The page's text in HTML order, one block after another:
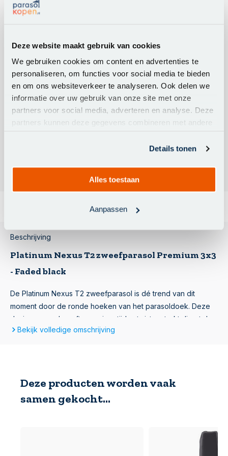
Deze website maakt gebruik van cookies
We gebruiken cookies om content en advertenties te
personaliseren, om functies voor social media te bieden
en om ons websiteverkeer te analyseren. Ook delen we
informatie over uw gebruik van onze site met onze
partners voor social media, adverteren en analyse. Deze
partners kunnen deze gegevens combineren met andere
verzameld op basis van uw gebruik van hun services.
Details tonen
Alles toestaan
Aanpassen
Merk:
Afmeting parasol
300x300cm.
Kleur doek
Faded Black
Materiaal doek
Spuncrylic
Volant
Ja
Kleur frame
Antraciet
Achterwaarts en zijwaarts
Beschrijving
Platinum Nexus T2 zweefparasol Premium 3x3
- Faded black
De Platinum Nexus T2 zweefparasol is dé trend van dit
moment door de ronde hoeken van het parasoldoek. Deze
design parasol geeft een eigentijdse twist en trekt direct de
aandacht in elke tuin. Het stevige frame in antraciet en het
draaibaarheid zit je altijd in de schaduw, ongeacht de stand
van de zon. Bestel deze unieke parasol eenvoudig online.
Bekijk volledige omschrijving
Deze producten worden vaak
samen gekocht...